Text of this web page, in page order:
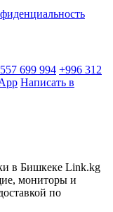
699 994 +996 312
Написать в
в Бишкеке Link.kg
мониторы и
по